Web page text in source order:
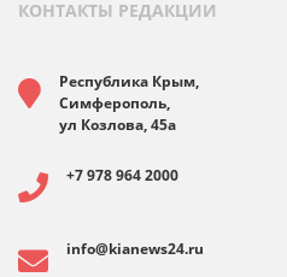
КОНТАКТЫ РЕДАКЦИИ
Республика Крым,
Симферополь,
ул Козлова, 45а
+7 978 964 2000
info@kianews24.ru